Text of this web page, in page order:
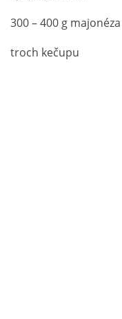
300 – 400 g majonéza
troch kečupu